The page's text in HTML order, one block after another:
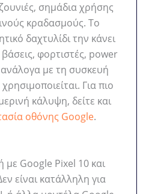
σημάδια χρήσης
κραδασμούς. Το
δαχτυλίδι την κάνει
φορτιστές, power
με τη συσκευή
Για πιο
κάλυψη, δείτε και
οθόνης Google.
με Google Pixel 10 και
είναι κατάλληλη για